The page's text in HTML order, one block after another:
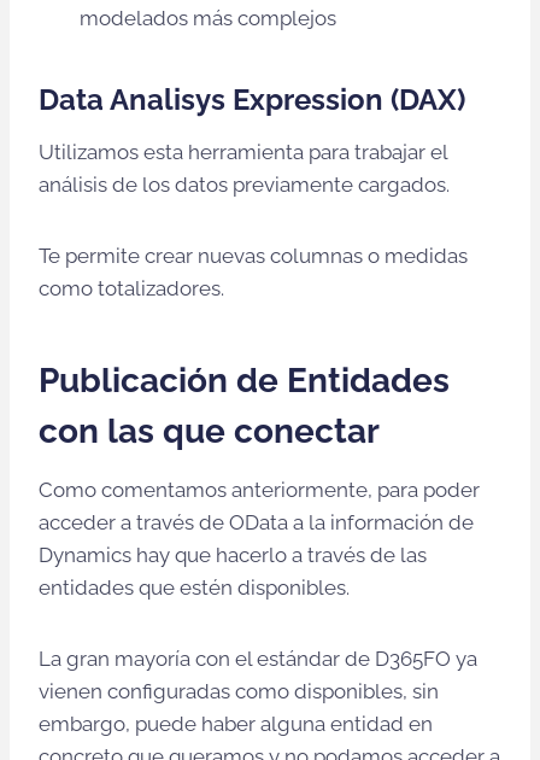
modelados más complejos
Data Analisys Expression (DAX)
Utilizamos esta herramienta para trabajar el
análisis de los datos previamente cargados.
Te permite crear nuevas columnas o medidas
como totalizadores.
Publicación de Entidades
con las que conectar
Como comentamos anteriormente, para poder
acceder a través de OData a la información de
Dynamics hay que hacerlo a través de las
entidades que estén disponibles.
La gran mayoría con el estándar de D365FO ya
vienen configuradas como disponibles, sin
embargo, puede haber alguna entidad en